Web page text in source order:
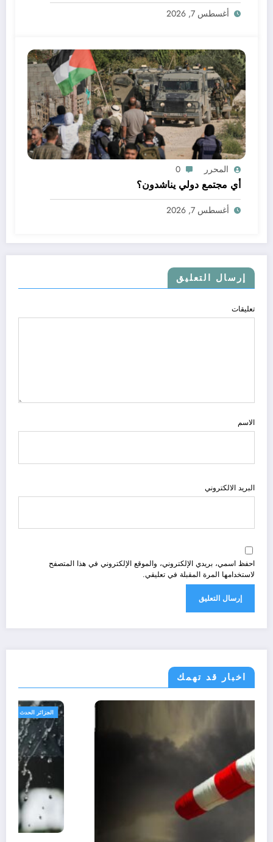
أغسطس 7, 2026
المحرر 0
أي مجتمع دولي يناشدون؟
أغسطس 7, 2026
إرسال التعليق
تعليقات
الاسم
البريد الالكتروني
احفظ اسمي، بريدي الإلكتروني، والموقع الإلكتروني في هذا المتصفح
لاستخدامها المرة المقبلة في تعليقي.
اخبار قد تهمك